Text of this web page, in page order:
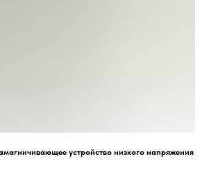
устройство низкого напряжения